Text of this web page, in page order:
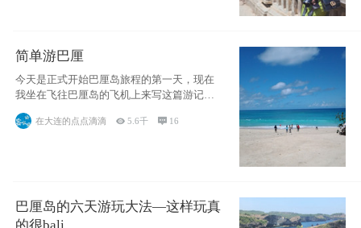
简单游巴厘
今天是正式开始巴厘岛旅程的第一天，现在
我坐在飞往巴厘岛的飞机上来写这篇游记。
在大连的点点滴滴  5.6千  16
巴厘岛的六天游玩大法—这样玩真